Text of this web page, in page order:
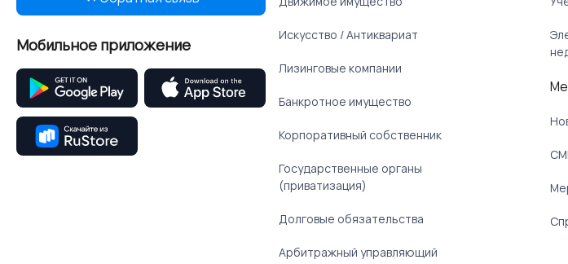
Мобильное приложение
Искусство / Антиквариат
Лизинговые компании
Банкротное имущество
Корпоративный собственник
Государственные органы
(приватизация)
Долговые обязательства
Арбитражный управляющий